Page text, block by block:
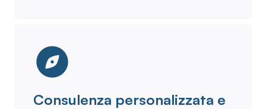
Consulenza personalizzata e